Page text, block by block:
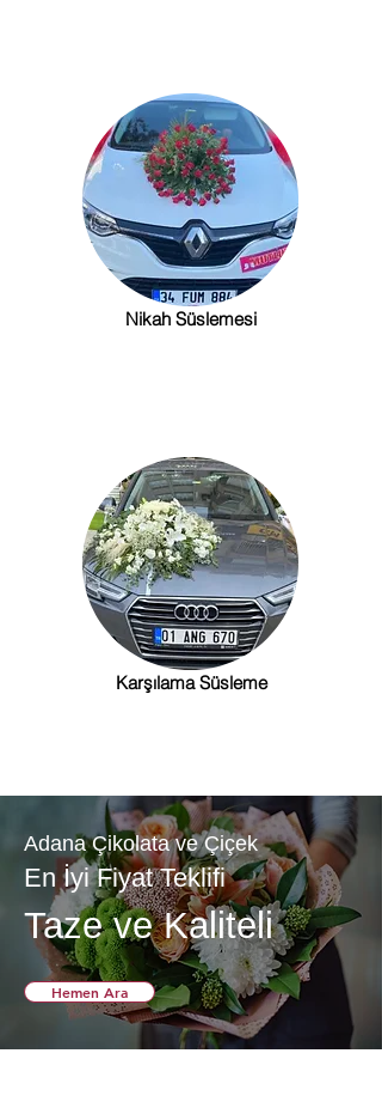
Nikah Süslemesi
Karşılama Süsleme
Adana Çikolata ve Çiçek
En İyi Fiyat Teklifi
Taze ve Kaliteli
Hemen Ara